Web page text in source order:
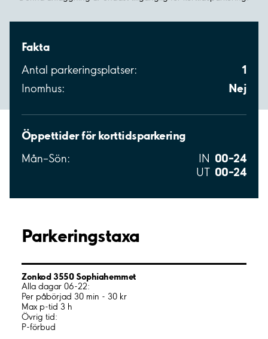
Fakta
Antal parkeringsplatser: 1
Inomhus: Nej
Öppettider för korttidsparkering
Mån–Sön: IN 00–24
UT 00–24
Parkeringstaxa
Zonkod 3550 Sophiahemmet
Alla dagar 06-22:
Per påbörjad 30 min - 30 kr
Max p-tid 3 h
Övrig tid:
P-förbud